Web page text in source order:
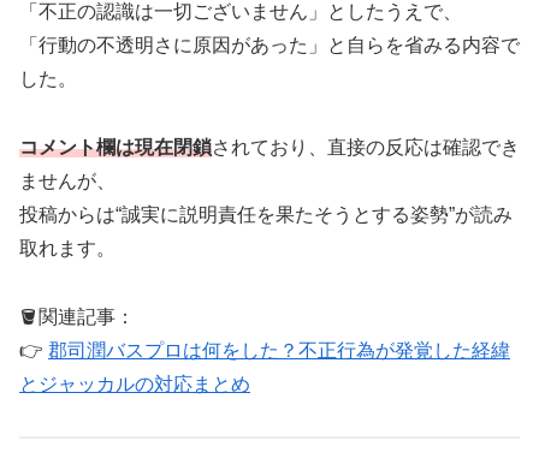
「不正の認識は一切ございません」としたうえで、
「行動の不透明さに原因があった」と自らを省みる内容で
した。
コメント欄は現在閉鎖されており、直接の反応は確認でき
ませんが、
投稿からは“誠実に説明責任を果たそうとする姿勢”が読み
取れます。
🪣関連記事：
👉 郡司潤バスプロは何をした？不正行為が発覚した経緯
とジャッカルの対応まとめ